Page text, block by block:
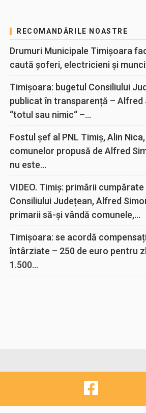
RECOMANDĂRILE NOASTRE
Drumuri Municipale Timișoara
caută șoferi, electricieni și
Timișoara: bugetul Consiliului
publicat în transparență – Alfred
“totul sau nimic“ –...
Fostul șef al PNL Timiș, Alin
comunelor propusă de Alfred
nu este...
VIDEO. Timiș: primării
Consiliului Județean, Alfred
primarii să-și vândă comunele,...
Timișoara: se acordă
întârziate – 250 de euro pentru
1.500...